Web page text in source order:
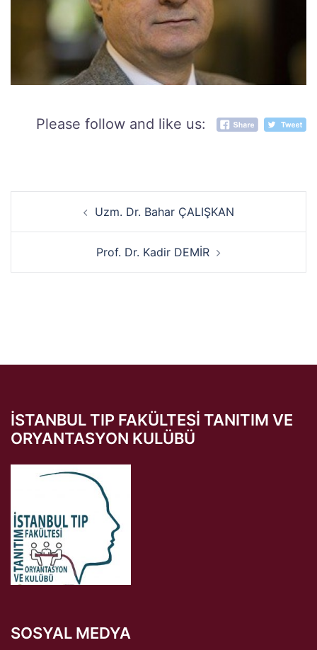
Please follow and like us:
Uzm. Dr. Bahar ÇALIŞKAN
Prof. Dr. Kadir DEMİR
İSTANBUL TIP FAKÜLTESI TANITIM VE
ORYANTASYON KULÜBÜ
SOSYAL MEDYA